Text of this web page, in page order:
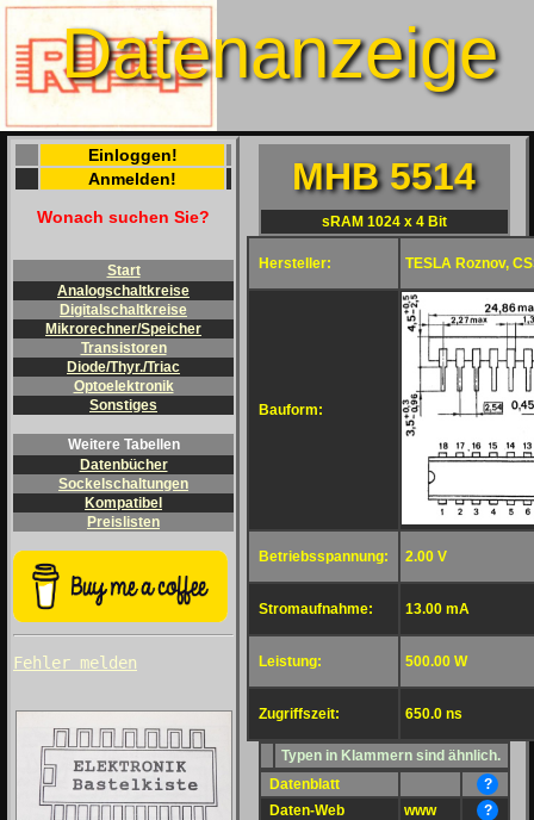
Datenanzeige
Einloggen!
Anmelden!
Wonach suchen Sie?
Start
Analogschaltkreise
Digitalschaltkreise
Mikrorechner/Speicher
Transistoren
Diode/Thyr./Triac
Optoelektronik
Sonstiges
Weitere Tabellen
Datenbücher
Sockelschaltungen
Kompatibel
Preislisten
Fehler melden
MHB 5514
sRAM 1024 x 4 Bit
Hersteller: TESLA Roznov,
Bauform:
Betriebsspannung: 2.00 V
Stromaufnahme: 13.00 mA
Leistung: 500.00 W
Zugriffszeit: 650.0 ns
Typen in Klammern sind ähnlich.
Datenblatt
?
Daten-Web
www ?